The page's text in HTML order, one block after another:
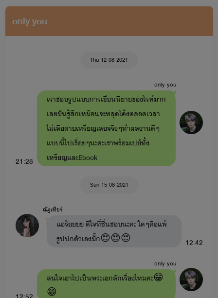
🖋🍀แต่งนิยายครั้งแรก 28 พฤศจิกายน 2562🍀
only you
Thu 12-08-2021
only you
21:28
เราชอบรูปแบบการเขียนนิยายของไรท์มาก
เลยมันรู้สึกเหมือนจะหลุดโค้งตลอดเวลา
ไม่เสียดายเหรียญเลยจริงๆทำผลงานดีๆ
แบบนี้ไปเรื่อยๆนะคะเราพร้อมเปย์ทั้ง
เหรียญและEbook
Sun 15-08-2021
ณัฐเทียร์
12:42
แอร๊ยยยย ดีใจที่ชื่นชอบนะคะ ใดๆคือแพ้
รูปปกตัวเองมั๊ก😍😍😍
only you
สนใจเอาไปเป็นพระเอกสักเรื่องไหมคะ😁
😁